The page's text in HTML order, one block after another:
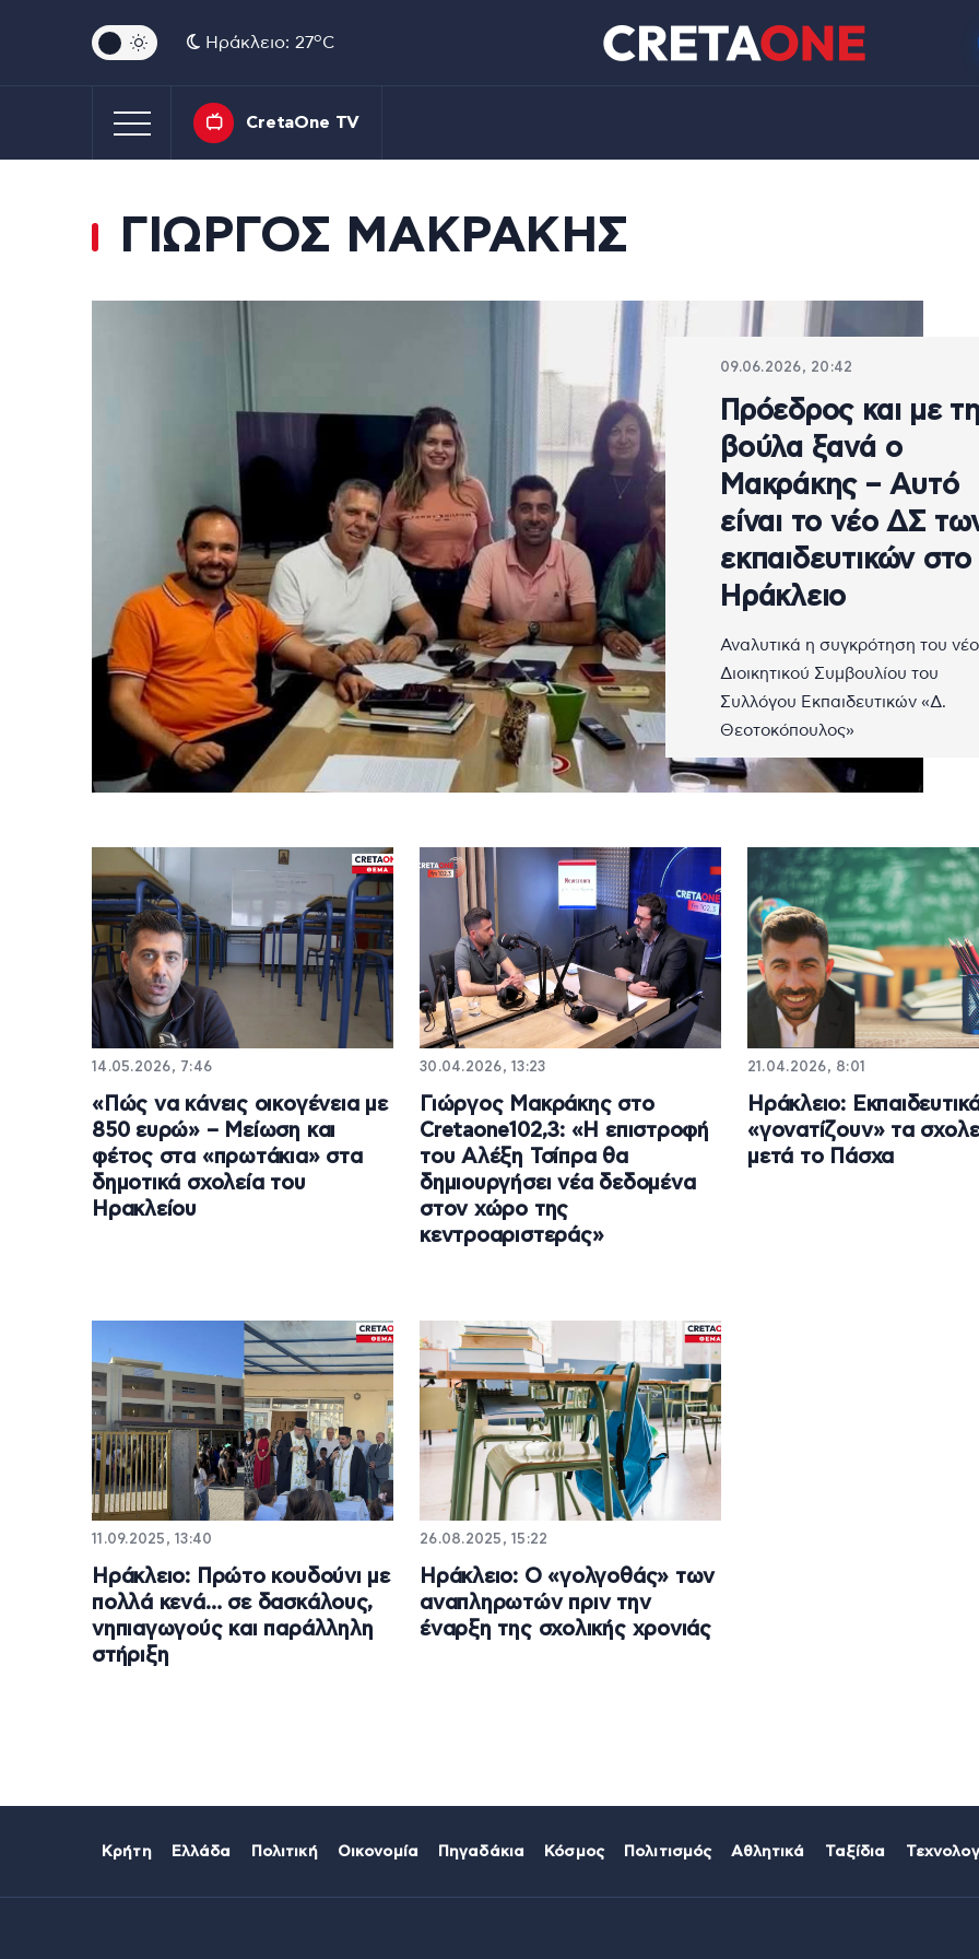
Ηράκλειο: 27oC
CretaOne TV
ΓΙΩΡΓΟΣ ΜΑΚΡΑΚΗΣ
09.06.2026, 20:42
Πρόεδρος και με
βούλα ξανά ο
Μακράκης – Αυτό
είναι το νέο ΔΣ
εκπαιδευτικών στο
Ηράκλειο
Αναλυτικά η συγκρότηση του
Διοικητικού Συμβουλίου του
Συλλόγου Εκπαιδευτικών «Δ.
Θεοτοκόπουλος»
14.05.2026, 7:46
«Πώς να κάνεις οικογένεια με
850 ευρώ» – Μείωση και
φέτος στα «πρωτάκια» στα
δημοτικά σχολεία του
Ηρακλείου
30.04.2026, 13:23
Γιώργος Μακράκης στο
Cretaone102,3: «Η επιστροφή
του Αλέξη Τσίπρα θα
δημιουργήσει νέα δεδομένα
στον χώρο της
κεντροαριστεράς»
21.04.2026, 8:01
Ηράκλειο:
«γονατίζουν» τα
μετά το Πάσχα
11.09.2025, 13:40
Ηράκλειο: Πρώτο κουδούνι με
πολλά κενά… σε δασκάλους,
νηπιαγωγούς και παράλληλη
στήριξη
26.08.2025, 15:22
Ηράκλειο: Ο «γολγοθάς» των
αναπληρωτών πριν την
έναρξη της σχολικής χρονιάς
Κρήτη Ελλάδα Πολιτική Οικονομία Πηγαδάκια Κόσμος Πολιτισμός Αθλητικά Ταξίδια